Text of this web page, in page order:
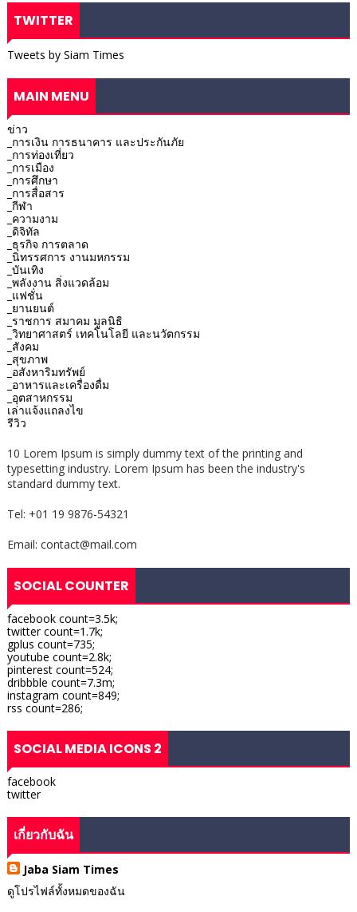
TWITTER
Tweets by Siam Times
MAIN MENU
ข่าว
_การเงิน การธนาคาร และประกันภัย
_การท่องเที่ยว
_การเมือง
_การศึกษา
_การสื่อสาร
_กีฬา
_ความงาม
_ดิจิทัล
_ธุรกิจ การตลาด
_นิทรรศการ งานมหกรรม
_บันเทิง
_พลังงาน สิ่งแวดล้อม
_แฟชั่น
_ยานยนต์
_ราชการ สมาคม มูลนิธิ
_วิทยาศาสตร์ เทคโนโลยี และนวัตกรรม
_สังคม
_สุขภาพ
_อสังหาริมทรัพย์
_อาหารและเครื่องดื่ม
_อุตสาหกรรม
เล่าแจ้งแถลงไข
รีวิว
10 Lorem Ipsum is simply dummy text of the printing and
typesetting industry. Lorem Ipsum has been the industry's
standard dummy text.
Tel: +01 19 9876-54321
Email: contact@mail.com
SOCIAL COUNTER
facebook count=3.5k;
twitter count=1.7k;
gplus count=735;
youtube count=2.8k;
pinterest count=524;
dribbble count=7.3m;
instagram count=849;
rss count=286;
SOCIAL MEDIA ICONS 2
facebook
twitter
เกี่ยวกับฉัน
Jaba Siam Times
ดูโปรไฟล์ทั้งหมดของฉัน